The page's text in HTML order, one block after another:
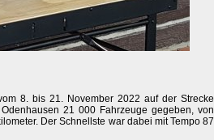
8. bis 21. November 2022 auf der Strecke
21 000 Fahrzeuge gegeben, von
Der Schnellste war dabei mit Tempo 87